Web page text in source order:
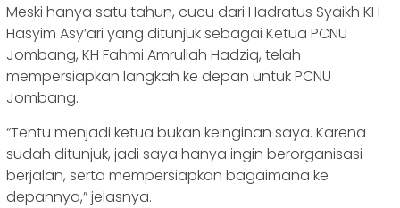
Meski hanya satu tahun, cucu dari Hadratus Syaikh KH
Hasyim Asy’ari yang ditunjuk sebagai Ketua PCNU
Jombang, KH Fahmi Amrullah Hadziq, telah
mempersiapkan langkah ke depan untuk PCNU
Jombang.
“Tentu menjadi ketua bukan keinginan saya. Karena
sudah ditunjuk, jadi saya hanya ingin berorganisasi
berjalan, serta mempersiapkan bagaimana ke
depannya,” jelasnya.